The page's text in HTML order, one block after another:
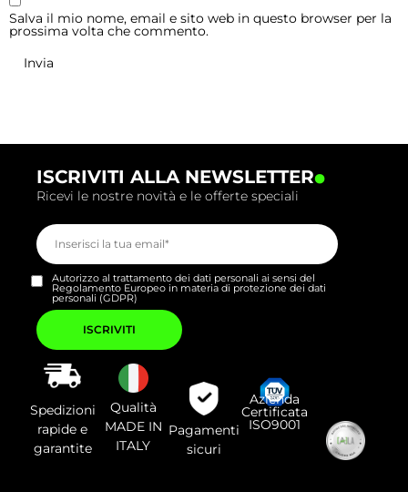
Salva il mio nome, email e sito web in questo browser per la
prossima volta che commento.
ISCRIVITI ALLA NEWSLETTER.
Ricevi le nostre novità e le offerte speciali
Autorizzo al trattamento dei dati personali ai sensi del
Regolamento Europeo in materia di protezione dei dati
personali (GDPR)
Si
prega
di
lasciare
vuoto
questo
campo.
Spedizioni
rapide e
garantite
Qualità
MADE IN
ITALY
Pagamenti
sicuri
Azienda
Certificata
ISO9001